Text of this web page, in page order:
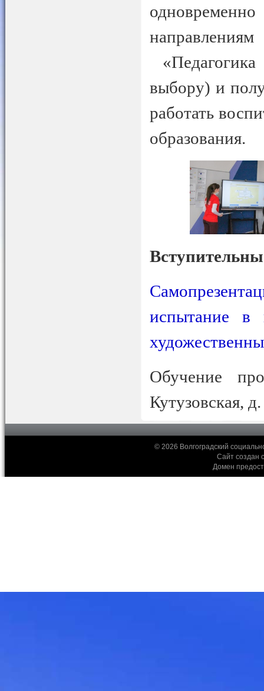
выбору) и
работать
образования.
испытание в
Обучение
Кутузовская,
© 2026 Волгоградский
Сайт создан
Домен